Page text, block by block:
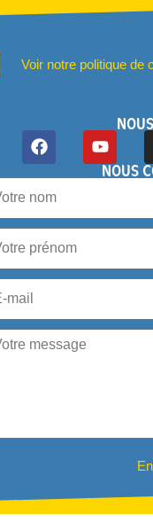
Voir notre politique de
NOUS